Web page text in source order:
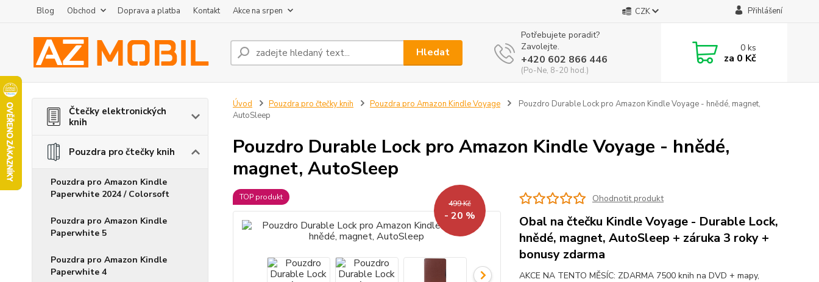
Blog Obchod Doprava a platba Kontakt Akce na srpen CZK Přihlášení
Hledat
Potřebujete poradit?
Zavolejte.
+420 602 866 446
(Po-Ne, 8-20 hod.)
0ks
za 0 Kč
Čtečky elektronických
knih
Pouzdra pro čtečky knih
Pouzdra pro Amazon Kindle
Paperwhite 2024 / Colorsoft
Pouzdra pro Amazon Kindle
Paperwhite 5
Pouzdra pro Amazon Kindle
Paperwhite 4
Úvod Pouzdra pro čtečky knih Pouzdra pro Amazon Kindle Voyage
Pouzdro Durable Lock pro Amazon Kindle Voyage - hnědé, magnet,
AutoSleep
Pouzdro Durable Lock pro Amazon Kindle Voyage - hnědé,
magnet, AutoSleep
TOP produkt
499 Kč
- 20 %
Ohodnotit produkt
Obal na čtečku Kindle Voyage - Durable Lock,
hnědé, magnet, AutoSleep + záruka 3 roky +
bonusy zdarma
AKCE NA TENTO MĚSÍC: ZDARMA 7500 knih na DVD + mapy,